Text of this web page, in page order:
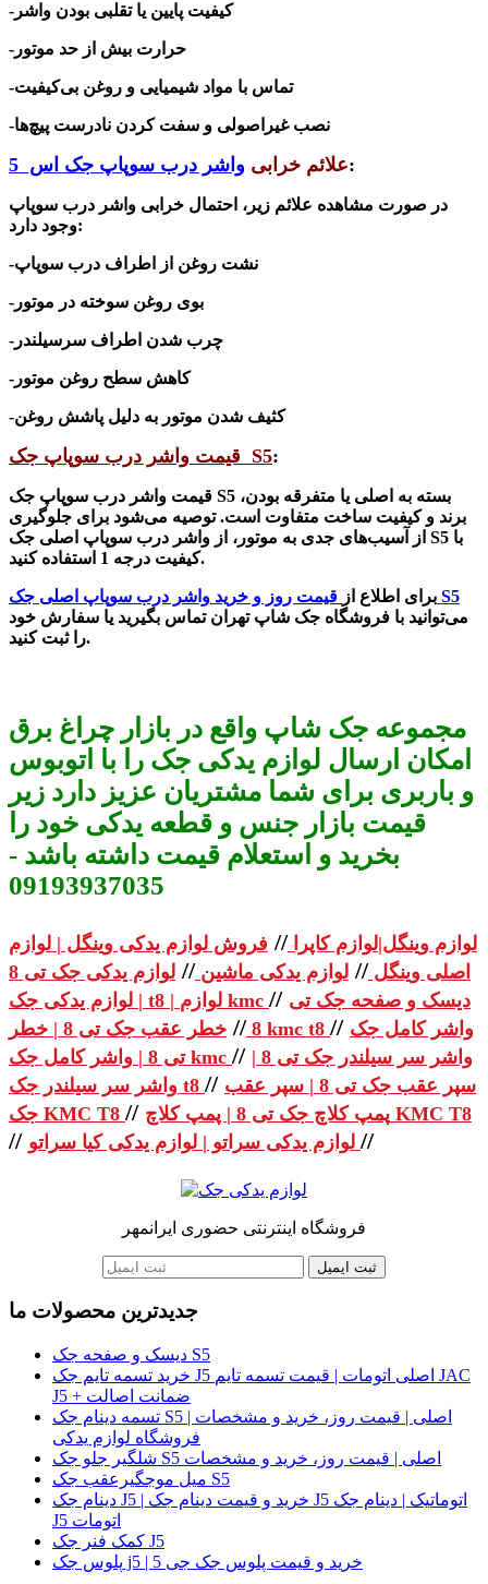
-کیفیت پایین یا تقلبی بودن واشر
-حرارت بیش از حد موتور
-تماس با مواد شیمیایی و روغن بی‌کیفیت
-نصب غیراصولی و سفت کردن نادرست پیچ‌ها
علائم خرابی واشر درب سوپاپ جک اس :
در صورت مشاهده علائم زیر، احتمال خرابی واشر درب سوپاپ
وجود دارد:
-نشت روغن از اطراف درب سوپاپ
-بوی روغن سوخته در موتور
-چرب شدن اطراف سرسیلندر
-کاهش سطح روغن موتور
-کثیف شدن موتور به دلیل پاشش روغن
S5:
قیمت واشر درب سوپاپ جک S5 بسته به اصلی یا متفرقه بودن،
برند و کیفیت ساخت متفاوت است. توصیه می‌شود برای جلوگیری
از آسیب‌های جدی به موتور، از واشر درب سوپاپ اصلی جک S5 با
کیفیت درجه 1 استفاده کنید.
برای اطلاع از قیمت روز و خرید واشر درب سوپاپ اصلی جک
S5
می‌توانید با فروشگاه جک شاپ تهران تماس بگیرید یا سفارش خود
را ثبت کنید.
مجموعه جک شاپ واقع در بازار چراغ برق
امکان ارسال لوازم یدکی جک را با اتوبوس
و باربری برای شما مشتریان عزیز دارد زیر
قیمت بازار جنس و قطعه یدکی خود را
بخرید و استعلام قیمت داشته باشد -
09193937035
لوازم وینگل|لوازم کاپرا // فروش لوازم یدکی وینگل | لوازم
اصلی وینگل // لوازم یدکی ماشین //
لوازم یدکی جک تی 8
| لوازم یدکی جک t8 | لوازم kmc // دیسک و صفحه جک تی
8
// خطر عقب جک تی 8 | خطر kmc t8 // واشر کامل جک
تی 8 | واشر کامل جک kmc // واشر سر سیلندر جک تی 8 |
واشر سر سیلندر جک t8 // سپر عقب جک تی 8 | سپر عقب
جک KMC T8 // پمپ کلاچ جک تی 8 | پمپ کلاچ KMC T8
// //
فروشگاه اینترنتی حضوری ایرانمهر
ثبت ایمیل
جدیدترین محصولات ما
دیسک و صفحه جک S5
خرید تسمه تایم جک J5 اصلی اتومات | قیمت تسمه تایم JAC
J5 + ضمانت اصالت
تسمه دینام جک S5 اصلی | قیمت روز، خرید و مشخصات |
فروشگاه لوازم یدکی
شلگیر جلو جک S5 اصلی | قیمت روز، خرید و مشخصات
میل موجگیرعقب جک S5
دینام جک J5 | خرید و قیمت دینام جک J5 اتوماتیک | دینام جک
J5 اتومات
کمک فنر جک J5
پلوس جک j5 | خرید و قیمت پلوس جک جی 5